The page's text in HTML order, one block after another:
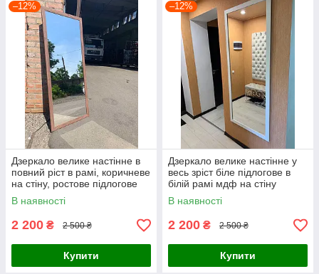
–12%
Дзеркало велике настінне в
повний ріст в рамі, коричневе
на стіну, ростове підлогове
В наявності
2 200 ₴ 2 500 ₴
Купити
–12%
Дзеркало велике настінне у
весь зріст біле підлогове в
білій рамі мдф на стіну
В наявності
2 200 ₴ 2 500 ₴
Купити